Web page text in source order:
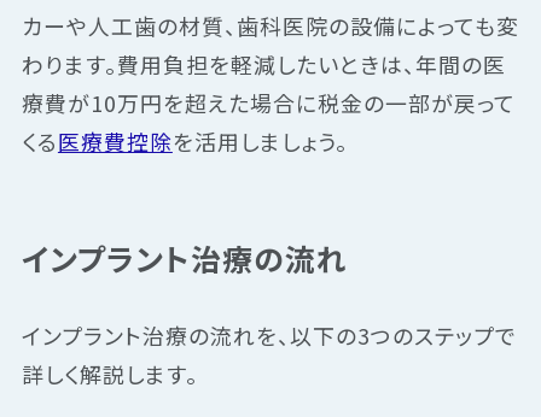
カーや人工歯の材質、歯科医院の設備によっても変
わります。費用負担を軽減したいときは、年間の医
療費が10万円を超えた場合に税金の一部が戻って
くる医療費控除を活用しましょう。
インプラント治療の流れ
インプラント治療の流れを、以下の3つのステップで
詳しく解説します。